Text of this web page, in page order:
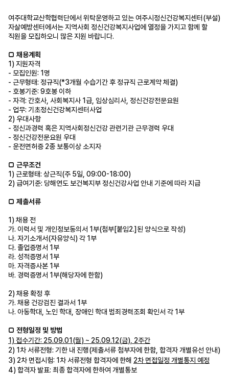
여주대학교산학협력단에서 위탁운영하고 있는 여주시정신건강복지센터 (부설)
자살예방센터에서는 지역사회 정신건강복지사업에 열정을 가지고 함께 할
직원을 모집하오니 많은 지원 바랍니다.
□ 채용계획
1)지원자격
- 모집인원: 1 명
- 근무형태: 정규직(*3개월 수습기간 후 정규직 근로계약 체결)
- 호봉기준: 9호봉 이하
- 자격: 간호사, 사회복지사1급 임상심리사, 정신건강전문요원
- 업무: 기초정신건강복지센터사업
2)우대사항
- 정신과경력 혹은 지역사회정신건강 관련기관 근무경력 우대
- 정신건강전문요원 우대
- 운전면허증 2종 보통이상 소지자
□ 근무조건
1)근로형태: 상근직(주 5일 , 09:00-18:00)
2)급여기준: 당해연도 보건복지부 정신건강사업 안내 기준에 따라 지급
□ 제출서류
1)채용 전
가. 이력서 및 개인정보동의서 1부(첨부[붙임2.] 된 양식으로 작성)
나. 자기소개서(자유양식)각 1부
다. 졸업증명서 1부
라. 성적증명서 1부
마. 자격증사본 1부
바. 경력증명서 1부(해당자에 한함)
2)채용 확정 후
가. 채용 건강검진 결과서 1부
나. 아동학대 노인 학대 장애인 학대 범죄경력조회 확인서 각 1부
□ 전형일정 및 방법
1) 접수기간: 25.09.01(월) ~ 25.09.12(금), 2주간
2) 1차서류전형: 기한 내 진행(제출서류 첨부자에 한함 합격자 개별유선 안내)
3) 2차 면접시험: 1차 서류전형 합격자에 한해 2차 면접일정 개별통지 예정
4)합격자 발표: 최종합격자에 한하여 개별통보